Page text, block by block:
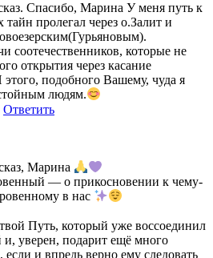
Спасибо, Марина У меня путь к
пролегал через о.Залит и
соотечественников, которые не
открытия через касание
этого, подобного Вашему, чуда я
людям.
Ответить
Марина
— о прикосновении к чему-
в нас
Путь, который уже воссоединил
уверен, подарит ещё много
если и впредь верно ему следовать